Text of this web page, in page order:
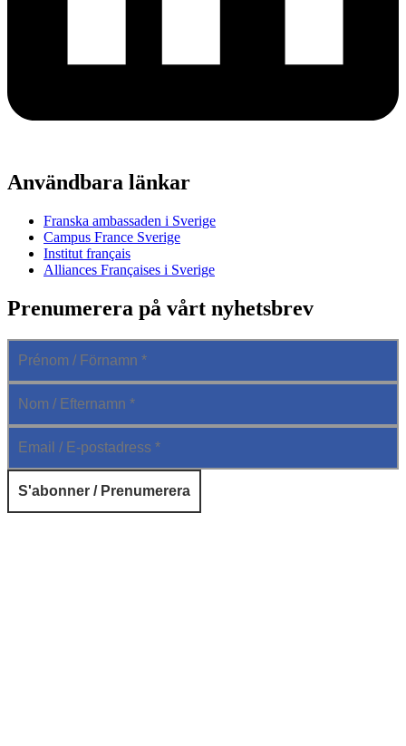
Användbara länkar
Franska ambassaden i Sverige
Campus France Sverige
Institut français
Alliances Françaises i Sverige
Prenumerera på vårt nyhetsbrev